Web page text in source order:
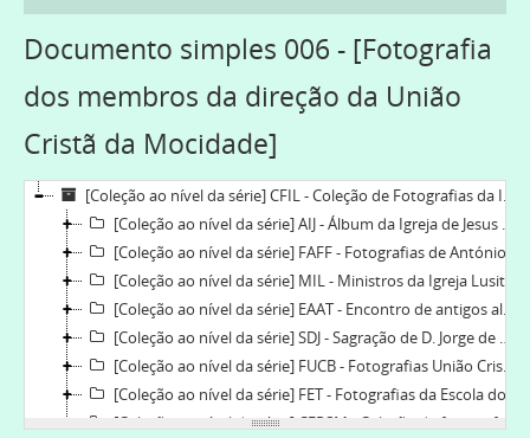
Documento simples 006 - [Fotografia
dos membros da direção da União
Cristã da Mocidade]
[Coleção ao nível da série] CFIL - Coleção de Fotografias da Igreja Lusitana, 1835-2019
[Coleção ao nível da série] AIJ - Álbum da Igreja de Jesus de Lisboa, 1921-06-10-1955-06-26
[Coleção ao nível da série] FAFF - Fotografias de António Ferreira Fiandor, 1900-1970
[Coleção ao nível da série] MIL - Ministros da Igreja Lusitana, 1835-2018
[Coleção ao nível da série] EAAT - Encontro de antigos alunos da Escola do Torne, 2012
[Coleção ao nível da série] SDJ - Sagração de D. Jorge de Pina Cabral, 2013-2013
[Coleção ao nível da série] FUCB - Fotografias União Cristão da Mocidade do Bonfim e Bonfim Beneficente, [190-]-1921
[Coleção ao nível da série] FET - Fotografias da Escola do Torne, 1897-1989
[Coleção ao nível da série] CFPSM - Coleção de fotografias da Paróquia do Salvador do Mundo, 1901-2016-05-14